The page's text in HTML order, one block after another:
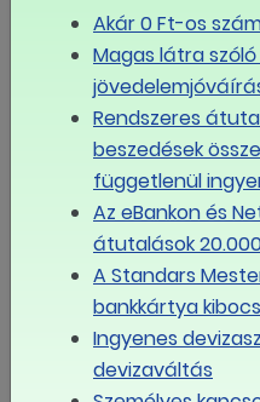
Ke Sze
28 29
4 5
Akár 0 Ft-os
Magas látra
Rendszeres
beszedések
függetlenül
Az eBankon és
átutalások
A Standars
bankkártya
Ingyenes
devizaváltás